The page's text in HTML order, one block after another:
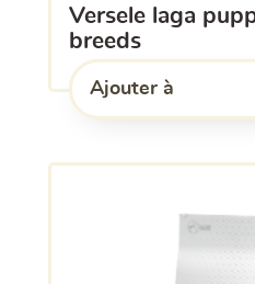
versele laga puppy sensitive all
breeds
Ajouter à
l'une de mes listes.